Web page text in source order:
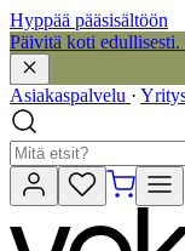
Hyppää pääsisältöön
Päivitä koti
Asiakaspalvelu ·